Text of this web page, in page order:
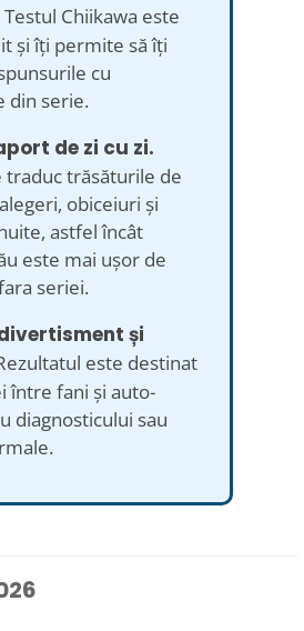
Testul Chiikawa este
și îți permite să îți
cu
din serie.
de zi cu zi.
traduc trăsăturile de
obiceiuri și
astfel încât
este mai ușor de
seriei.
și
este destinat
între fani și auto-
diagnosticului sau